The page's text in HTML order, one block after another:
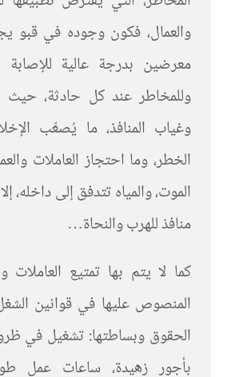
والعمال، فكون وجوده في قبو
معرضين بدرجة عالية للإصابة
وللمخاطر عند كل حادثة، حيث
وغياب المنافذ، ما يُصعِّب
الخطر، وما احتجاز العاملات
الموت، والمياه تتدفق إلى داخله،
منافذ للهرب والنحاة…
كما لا يتم بها تمتيع العاملات
المنصوص عليها في قوانين
الحقوق وبساطتها: تشغيل في
بأجور زهيدة، ساعات عمل